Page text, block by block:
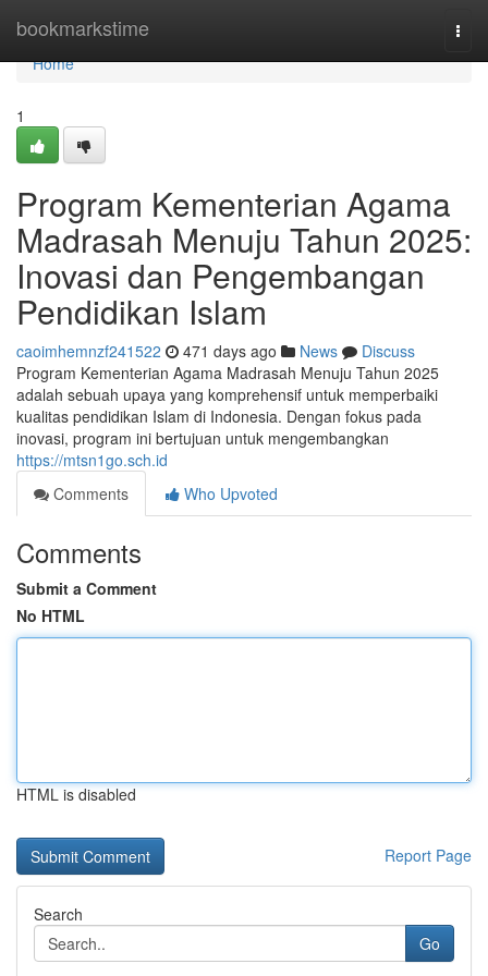
bookmarkstime
Home
Home
1
Program Kementerian Agama
Madrasah Menuju Tahun 2025:
Inovasi dan Pengembangan
Pendidikan Islam
caoimhemnzf241522 471 days ago News
Discuss
Program Kementerian Agama Madrasah Menuju Tahun 2025
adalah sebuah upaya yang komprehensif untuk memperbaiki
kualitas pendidikan Islam di Indonesia. Dengan fokus pada
inovasi, program ini bertujuan untuk mengembangkan
https://mtsn1go.sch.id
Comments
Who Upvoted
Comments
Submit a Comment
No HTML
HTML is disabled
Report Page
Search
Go